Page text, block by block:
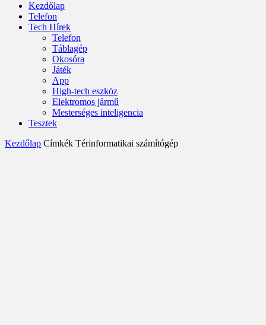
Kezdőlap
Telefon
Tech Hírek
Telefon
Táblagép
Okosóra
Játék
App
High-tech eszköz
Elektromos jármű
Mesterséges inteligencia
Tesztek
Kezdőlap Címkék Térinformatikai számítógép